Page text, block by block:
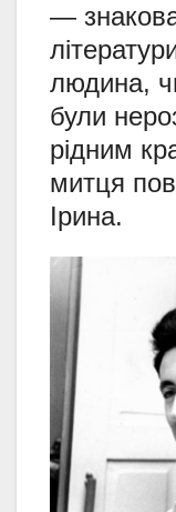
— знакова
людина,
були
рідним
митця
Ірина.